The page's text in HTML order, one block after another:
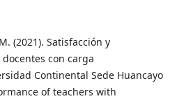
(2021). Satisfacción y
con carga
Continental Sede Huancayo
of teachers with